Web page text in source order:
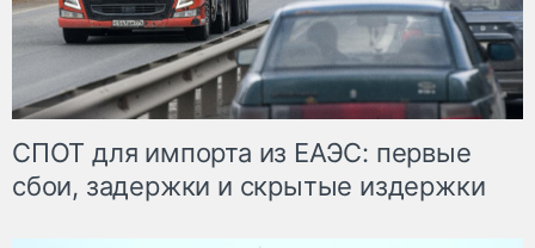
СПОТ для импорта из ЕАЭС: первые
сбои, задержки и скрытые издержки